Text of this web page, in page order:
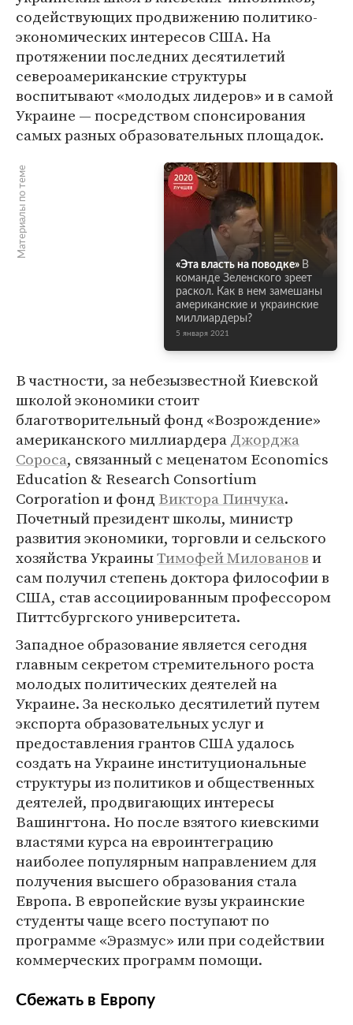
содействующих продвижению политико-
экономических интересов США. На
протяжении последних десятилетий
североамериканские структуры
воспитывают «молодых лидеров» и в самой
Украине — посредством спонсирования
самых разных образовательных площадок.
Материалы по теме
«Эта власть на поводке» В
команде Зеленского зреет
раскол. Как в нем замешаны
американские и украинские
миллиардеры?
5 января 2021
В частности, за небезызвестной Киевской
школой экономики стоит
благотворительный фонд «Возрождение»
американского миллиардераДжорджа
Сороса, связанный с меценатом Economics
Education & Research Consortium
Corporation и фонд Виктора Пинчука.
Почетный президент школы, министр
развития экономики, торговли и сельского
хозяйства УкраиныТимофей Милованови
сам получил степень доктора философии в
США, став ассоциированным профессором
Питтсбургского университета.
Западное образование является сегодня
главным секретом стремительного роста
молодых политических деятелей на
Украине. За несколько десятилетий путем
экспорта образовательных услуг и
предоставления грантов США удалось
создать на Украине институциональные
структуры из политиков и общественных
деятелей, продвигающих интересы
Вашингтона. Но после взятого киевскими
властями курса на евроинтеграцию
наиболее популярным направлением для
получения высшего образования стала
Европа. В европейские вузы украинские
студенты чаще всего поступают по
программе «Эразмус» или при содействии
коммерческих программ помощи.
Сбежать в Европу